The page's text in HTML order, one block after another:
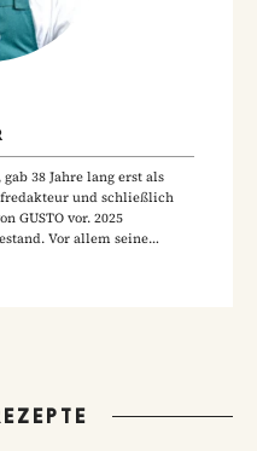
38 Jahre lang erst als
und schließlich
GUSTO vor. 2025
Vor allem seine